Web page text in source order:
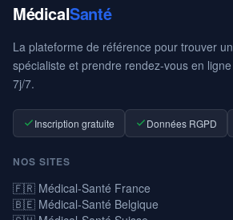
MédicalSanté
La plateforme de référence pour trouver
spécialiste et prendre rendez-vous en
7j/7.
Inscription gratuite Données RGPD
NOS SITES
🇫🇷 Médical-Santé France
🇧🇪 Médical-Santé Belgique